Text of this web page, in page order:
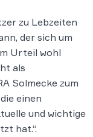
zu Lebzeiten
der sich um
Urteil wohl
als
Solmecke zum
einen
und wichtige
hat.“.